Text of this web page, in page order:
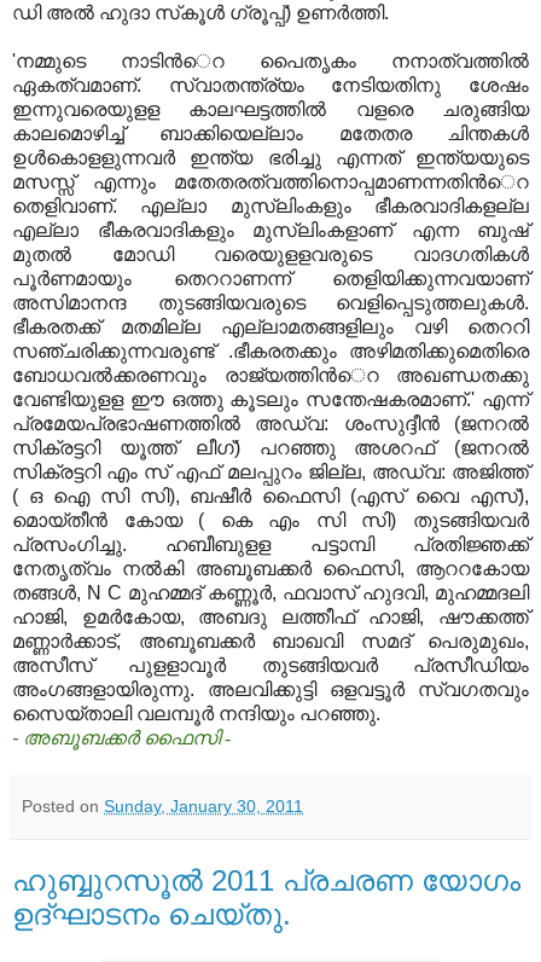
ഡി അല്‍ ഹുദാ സ്‌കൂള്‍ ഗ്രൂപ്പ്‌) ഉണര്‍ത്തി.
'നമ്മുടെ നാടിന്‍െറ പൈതൃകം നനാത്വത്തില്‍
ഏകത്വമാണ്‌. സ്വാതന്ത്ര്യം നേടിയതിനു ശേഷം
ഇന്നുവരെയുളള കാലഘട്ടത്തില്‍ വളരെ ചരുങ്ങിയ
കാലമൊഴിച്ച്‌ ബാക്കിയെല്ലാം മതേതര ചിന്തകള്‍
ഉള്‍കൊളളുന്നവര്‍ ഇന്ത്യ ഭരിച്ചു എന്നത്‌ ഇന്ത്യയുടെ
മസസ്സ്‌ എന്നും മതേതരത്വത്തിനൊപ്പമാണന്നതിന്‍െറ
തെളിവാണ്‌. എല്ലാ മുസ്‌ലിംകളും ഭീകരവാദികളല്ല
എല്ലാ ഭീകരവാദികളും മുസ്‌ലിംകളാണ്‌ എന്ന ബുഷ്‌
മുതല്‍ മോഡി വരെയുളളവരുടെ വാദഗതികള്‍
പൂര്‍ണമായും തെററാണന്ന്‌ തെളിയിക്കുന്നവയാണ്‌
അസിമാനന്ദ തുടങ്ങിയവരുടെ വെളിപ്പെടുത്തലുകള്‍.
ഭീകരതക്ക്‌ മതമില്ല എല്ലാമതങ്ങളിലും വഴി തെററി
സഞ്ചരിക്കുന്നവരുണ്ട്‌ .ഭീകരതക്കും അഴിമതിക്കുമെതിരെ
ബോധവല്‍ക്കരണവും രാജ്യത്തിന്‍െറ അഖണ്ഡതക്കു
വേണ്ടിയുളള ഈ ഒത്തു കൂടലും സന്തേഷകരമാണ്‌.' എന്ന്‌
പ്രമേയപ്രഭാഷണത്തില്‍ അഡ്വ: ശംസുദ്ദീന്‍ (ജനറല്‍
സിക്രട്ടറി യൂത്ത്‌ ലീഗ്‌) പറഞ്ഞു അശറഫ്‌ (ജനറല്‍
സിക്രട്ടറി എം സ്‌ എഫ്‌ മലപ്പുറം ജില്ല, അഡ്വ: അജിത്ത്‌
( ഒ ഐ സി സി), ബഷീര്‍ ഫൈസി (എസ്‌ വൈ എസ്‌),
മൊയ്‌തീന്‍ കോയ ( കെ എം സി സി) തുടങ്ങിയവര്‍
പ്രസംഗിച്ചു. ഹബീബുളള പട്ടാമ്പി പ്രതിജ്ഞക്ക്‌
നേതൃത്വം നല്‍കി അബൂബക്കര്‍ ഫൈസി, ആററകോയ
തങ്ങള്‍, N C മുഹമ്മദ്‌ കണ്ണൂര്‍, ഫവാസ്‌ ഹുദവി, മുഹമ്മദലി
ഹാജി, ഉമര്‍കോയ, അബദു ലത്തീഫ്‌ ഹാജി, ഷൗക്കത്ത്‌
മണ്ണാര്‍ക്കാട്‌, അബൂബക്കര്‍ ബാഖവി സമദ്‌ പെരുമുഖം,
അസീസ്‌ പുളളാവൂര്‍ തുടങ്ങിയവര്‍ പ്രസീഡിയം
അംഗങ്ങളായിരുന്നു. അലവിക്കുട്ടി ഒളവട്ടൂര്‍ സ്വഗതവും
സൈയ്‌താലി വലമ്പൂര്‍ നന്ദിയും പറഞ്ഞു.
- അബൂബക്കര്‍ ഫൈസി -
Posted on Sunday, January 30, 2011
ഹുബ്ബുറസൂല്‍ 2011 പ്രചരണ യോഗം
ഉദ്ഘാടനം ചെയ്തു.